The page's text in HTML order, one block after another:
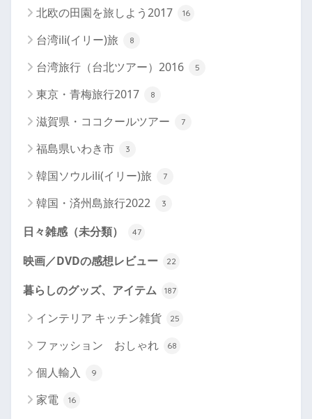
北欧の田園を旅しよう2017 16
台湾ili(イリー)旅 8
台湾旅行（台北ツアー）2016 5
東京・青梅旅行2017 8
滋賀県・ココクールツアー 7
福島県いわき市 3
韓国ソウルili(イリー)旅 7
韓国・済州島旅行2022 3
日々雑感（未分類） 47
映画／DVDの感想レビュー 22
暮らしのグッズ、アイテム 187
インテリア キッチン雑貨 25
ファッション おしゃれ 68
個人輸入 9
家電 16